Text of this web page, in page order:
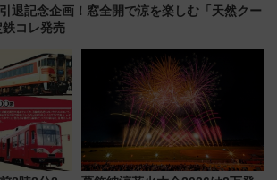
退記念企画！窓全開で涼を楽しむ「天然クー
コレ発売